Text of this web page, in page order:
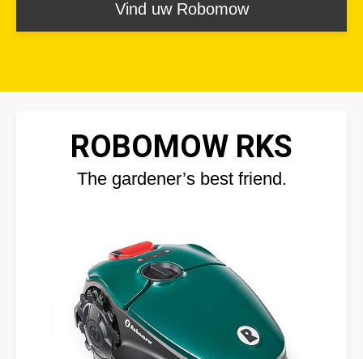
Vind uw Robomow
ROBOMOW RKS
The gardener’s best friend.